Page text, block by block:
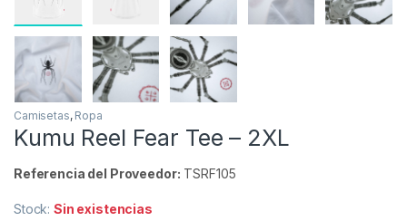
Camisetas, Ropa
Kumu Reel Fear Tee – 2XL
Referencia del Proveedor: TSRF105
Stock:Sin existencias